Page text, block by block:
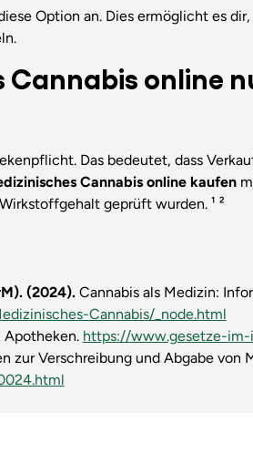
Option an. Dies ermöglicht es dir,
Cannabis online
Das bedeutet, dass
Cannabis online kaufen
geprüft wurden. ¹ ²
(2024). Cannabis als Medizin:
Cannabis/_node.html
Apotheken. https://www.gesetze-im-
zur Verschreibung und Abgabe von